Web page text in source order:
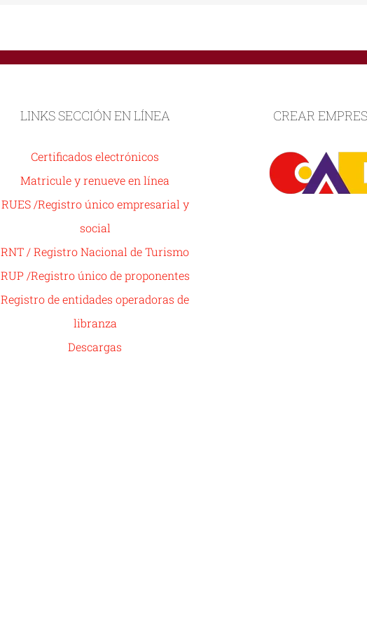
LINKS SECCIÓN EN LÍNEA
Certificados electrónicos
Matricule y renueve en línea
RUES /Registro único empresarial y
social
RNT / Registro Nacional de Turismo
RUP /Registro único de proponentes
Registro de entidades operadoras de
libranza
Descargas
CREAR